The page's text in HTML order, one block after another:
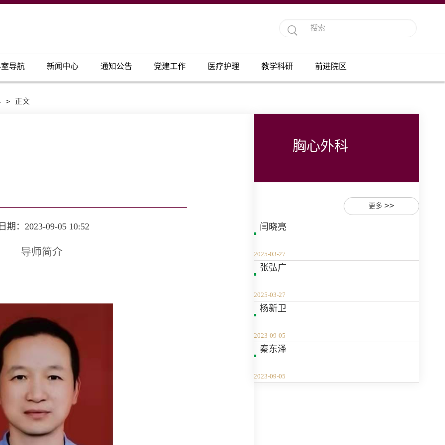
导航 新闻中心 通知公告 党建工作 医疗护理 教学科研 前进院区
> 正文
：2023-09-05 10:52
导师简介
胸心外科
更多 >>
闫晓亮
2025-03-27
张弘广
2025-03-27
杨新卫
2023-09-05
秦东泽
2023-09-05